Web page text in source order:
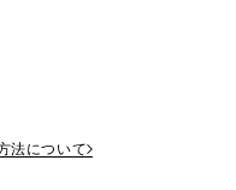
法について